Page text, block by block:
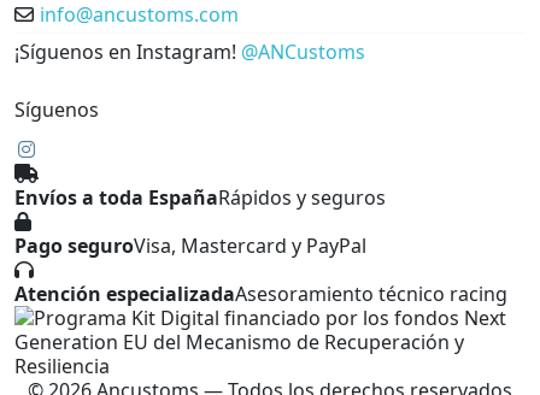
info@ancustoms.com
¡Síguenos en Instagram! @ANCustoms
Síguenos
Envíos a toda EspañaRápidos y seguros
Pago seguroVisa, Mastercard y PayPal
Atención especializadaAsesoramiento técnico racing